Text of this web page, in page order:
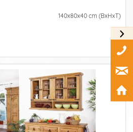
140x80x40 cm (BxHxT)